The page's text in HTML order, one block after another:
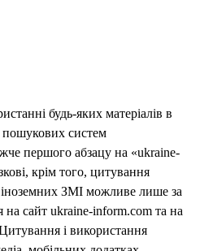
будь-яких матеріалів в
пошукових систем
першого абзацу на «ukraine-
крім того, цитування
іноземних ЗМІ можливе лише за
на сайт ukraine-inform.com та на
і використання